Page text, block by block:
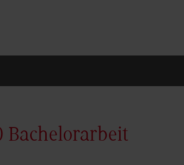
Bachelorarbeit